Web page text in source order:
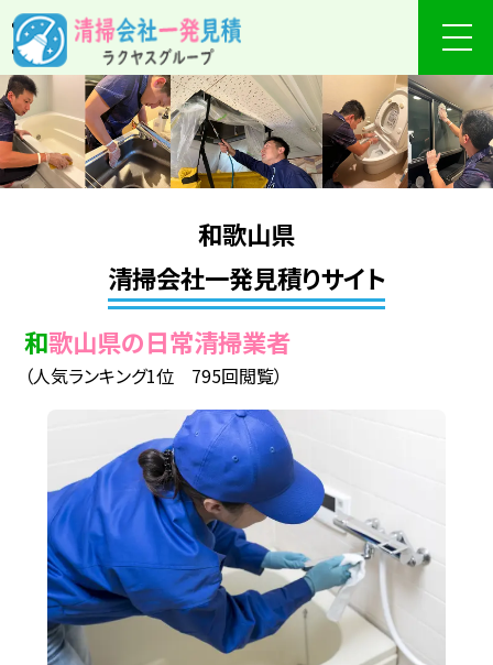
和歌山県
清掃会社一発見積りサイト
和歌山県の日常清掃業者
（人気ランキング1位 795回閲覧）